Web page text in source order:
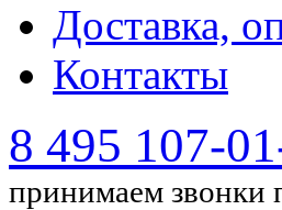
Доставка,
Контакты
8 495 107-
принимаем звонки